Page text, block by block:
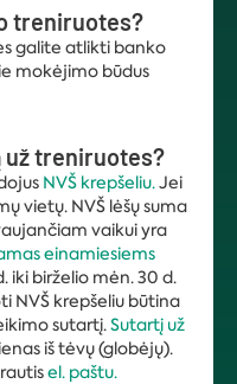
treniruotes?
galite atlikti banko
mokėjimo būdus
už treniruotes?
NVŠ krepšeliu.Jei
vietų. NVŠ lėšų suma
vaikui yra
einamiesiems
iki birželio mėn. 30 d.
NVŠ krepšeliu būtina
sutartį.Sutartį už
iš tėvų (globėjų).
el. paštu.